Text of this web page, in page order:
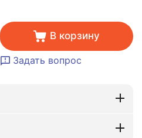
В корзину
Задать вопрос